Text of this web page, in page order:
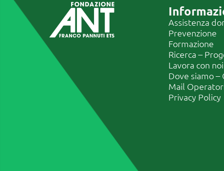
Assistenza
Prevenzione
Formazione
Ricerca –
Lavora con noi
Dove siamo –
Mail
Privacy Policy